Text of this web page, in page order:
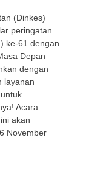
(Dinkes)
peringatan
ke-61 dengan
Depan
dengan
layanan
​Acara
akan
November